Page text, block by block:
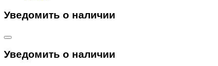
Уведомить о наличии
Уведомить о наличии